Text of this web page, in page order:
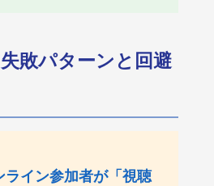
敗パターンと回避
イン参加者が「視聴